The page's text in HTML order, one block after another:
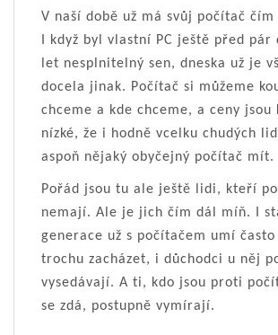
V naší době už má svůj počítač
I když byl vlastní PC ještě před pár
let nesplnitelný sen, dneska už je
docela jinak. Počítač si můžeme
chceme a kde chceme, a ceny
nízké, že i hodně vcelku chudých
aspoň nějaký obyčejný počítač mít.
Pořád jsou tu ale ještě lidi, kteří
nemají. Ale je jich čím dál míň. I
generace už s počítačem umí často
trochu zacházet, i důchodci u něj
vysedávají. A ti, kdo jsou proti
se zdá, postupně vymírají.